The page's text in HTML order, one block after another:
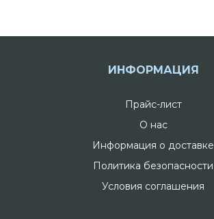
ИНФОРМАЦИЯ
Прайс-лист
О нас
Информация о доставке
Политика безопасности
Условия соглашения